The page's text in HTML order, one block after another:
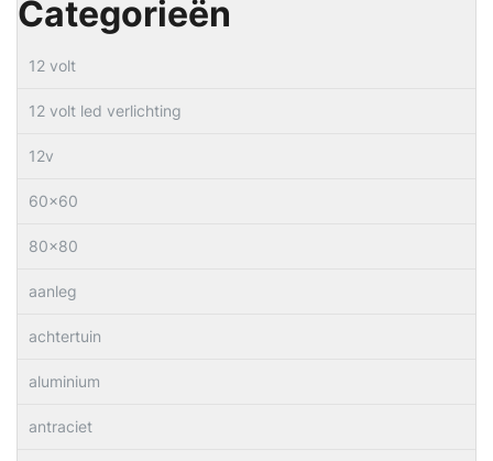
Categorieën
12 volt
12 volt led verlichting
12v
60×60
80×80
aanleg
achtertuin
aluminium
antraciet